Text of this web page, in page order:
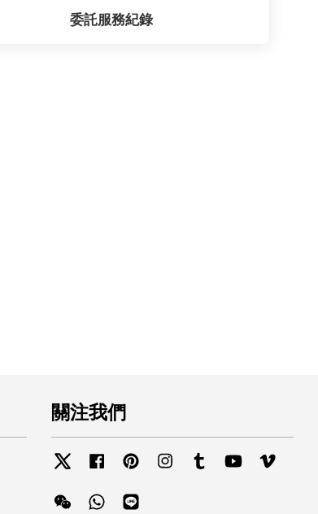
委託服務紀錄
關注我們
Twitter Facebook Pinterest InstagramTumblr YouTube
Wechat Whatsapp